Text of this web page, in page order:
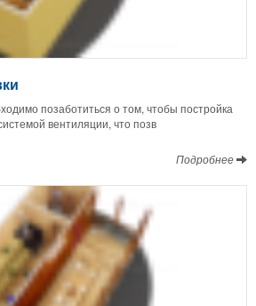
позаботиться о том, чтобы постройка
вентиляции, что позв
Подробнее